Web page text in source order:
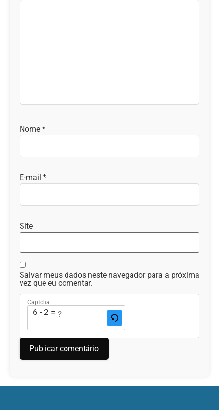
Nome *
E-mail *
Site
Salvar meus dados neste navegador para a próxima
vez que eu comentar.
Captcha
6 - 2 = ?